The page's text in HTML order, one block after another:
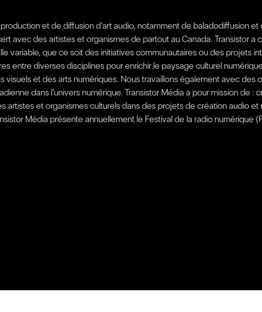
et de diffusion d'art audio, notamment de baladodiffusion
avec des artistes et organismes de partout au Canada. Transistor a
variable, que ce soit des initiatives communautaires ou des projets
entre diverses disciplines pour enrichir le paysage culturel
visuels et des arts numériques. Nous travaillons également avec des
dans l'univers numérique. Transistor Média a pour mission de
artistes et organismes culturels dans des projets de création audio
Média présente annuellement le Festival de la radio numérique